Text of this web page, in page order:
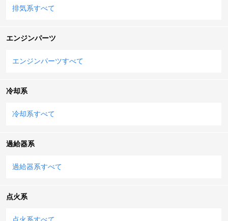
排気系すべて
エンジンパーツ
エンジンパーツすべて
冷却系
冷却系すべて
過給器系
過給器系すべて
点火系
点火系すべて